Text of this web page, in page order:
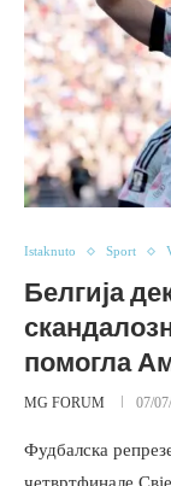
Istaknuto Sport
Белгија
помогла
MG FORUM 07/
Фудбалска